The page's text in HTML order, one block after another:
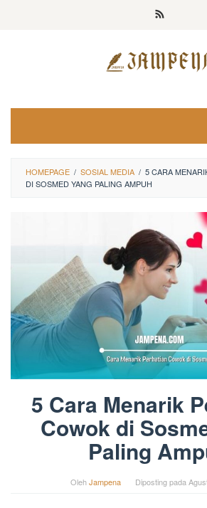
HOMEPAGE / SOSIAL MEDIA / 5 CARA
DI SOSMED YANG PALING AMPUH
5 Cara Menarik
Cowok di
Paling
OlehJampena Diposting pada